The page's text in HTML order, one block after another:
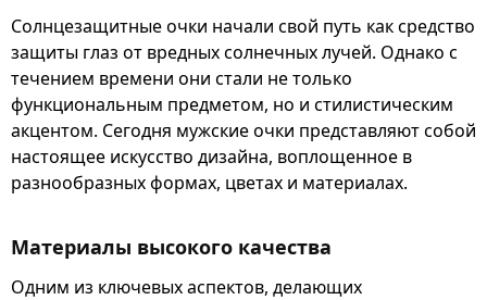
Солнцезащитные очки начали свой путь как средство
защиты глаз от вредных солнечных лучей. Однако с
течением времени они стали не только
функциональным предметом, но и стилистическим
акцентом. Сегодня мужские очки представляют собой
настоящее искусство дизайна, воплощенное в
разнообразных формах, цветах и материалах.
Материалы высокого качества
Одним из ключевых аспектов, делающих